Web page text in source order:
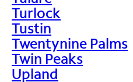
Turlock
Tustin
Twentynine Palms
Twin Peaks
Upland